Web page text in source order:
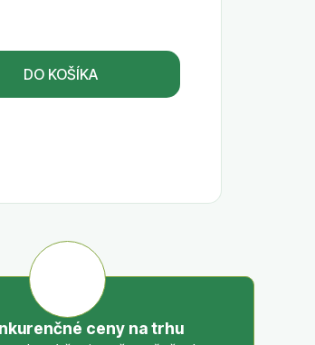
DO KOŠÍKA
ceny na trhu